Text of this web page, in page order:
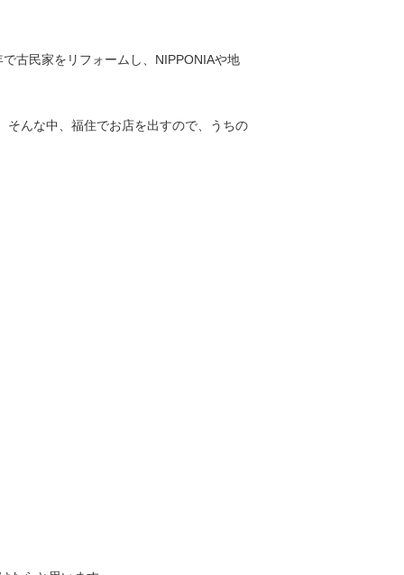
古民家をリフォームし、NIPPONIAや地
そんな中、福住でお店を出すので、うちの